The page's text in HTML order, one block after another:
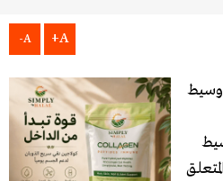
A+
A-
رقم 13390 تاريخ 23/12/2021 المتعلق